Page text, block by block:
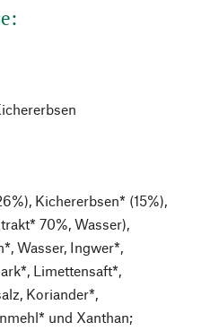
Kichererbsen* (15%),
70%, Wasser),
Wasser, Ingwer*,
Limettensaft*,
Koriander*,
und Xanthan;